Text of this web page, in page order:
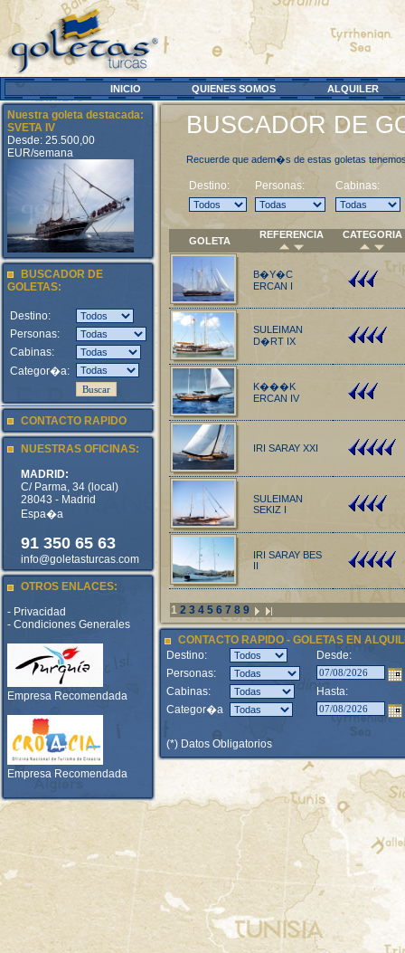
INICIO QUIENES SOMOS ALQUILER
Nuestra goleta destacada:
SVETA IV
Desde: 25.500,00
EUR/semana
BUSCADOR DE
GOLETAS:
Destino:
Personas:
Cabinas:
Categor�a:
CONTACTO RAPIDO
NUESTRAS OFICINAS:
MADRID:
C/ Parma, 34 (local)
28043 - Madrid
Espa�a
91 350 65 63
info@goletasturcas.com
OTROS ENLACES:
- Privacidad
- Condiciones Generales
Empresa Recomendada
Empresa Recomendada
BUSCADOR DE
Recuerde que adem�s de estas goletas
Destino: Personas: Cabinas:
GOLETA
REFERENCIA CATEGORIA
B�Y�C
ERCAN I
SULEIMAN
D�RT IX
K���K
ERCAN IV
IRI SARAY XXI
SULEIMAN
SEKIZ I
IRI SARAY BES
1 2 3 4 5 6 7 8 9
CONTACTO RAPIDO - GOLETAS EN
Destino:
Desde:
Personas:
Cabinas:
Hasta:
Categor�a
(*) Datos Obligatorios